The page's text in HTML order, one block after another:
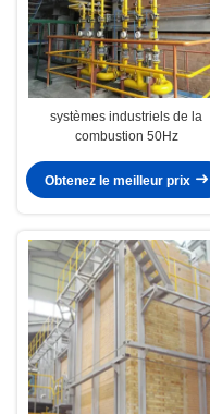
systèmes industriels de la
combustion 50Hz
Obtenez le meilleur prix